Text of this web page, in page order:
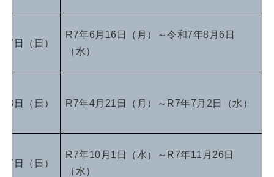
日（日）
R7年6月16日（月）～令和7年8月6日
（水）
日（日） R7年4月21日（月）～R7年7月2日（水）
7日（日）
R7年10月1日（水）～R7年11月26日
（水）